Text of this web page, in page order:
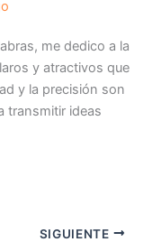
me dedico a la
y atractivos que
y la precisión son
transmitir ideas
SIGUIENTE